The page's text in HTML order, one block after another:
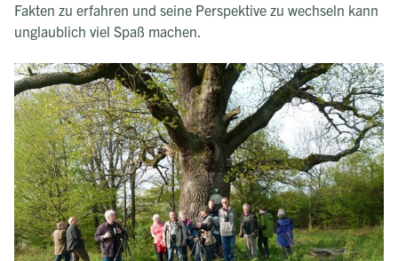
Fakten zu erfahren und seine Perspektive zu wechseln kann
unglaublich viel Spaß machen.